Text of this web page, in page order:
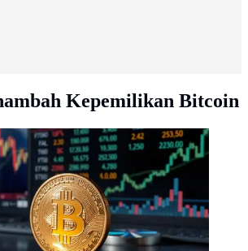
Kepemilikan Bitcoin